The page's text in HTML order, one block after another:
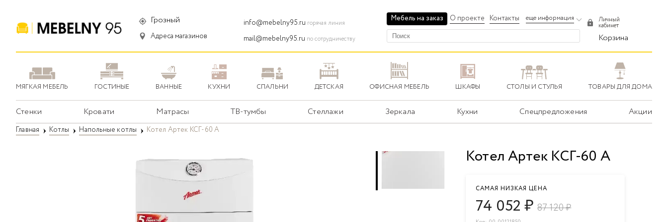
Грозный
Адреса магазинов
info@mebelny95.ru горячая линия
mail@mebelny95.ru по сотрудничеству
Мебель на заказ О проекте Контакты еще информация Личный
кабинет
Корзина
МЯГКАЯ МЕБЕЛЬ ГОСТИНЫЕ ВАННЫЕ КУХНИ СПАЛЬНИ ДЕТСКАЯ ОФИСНАЯ МЕБЕЛЬ ШКАФЫ СТОЛЫ И СТУЛЬЯ ТОВАРЫ ДЛЯ ДОМА
Стенки Кровати Матрасы ТВ-тумбы Стеллажи Зеркала Кухни Спецпредложения Акции
Главная Котлы Напольные котлы Котел Артек КСГ-60 А
Котел Артек КСГ-60 А
САМАЯ НИЗКАЯ ЦЕНА
74 052₽ 87 120₽